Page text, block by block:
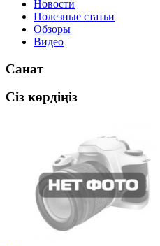
Новости
Полезные статьи
Обзоры
Видео
Санат
Сіз көрдіңіз